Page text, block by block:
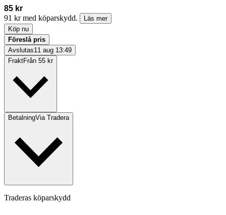
85 kr
91 kr med köparskydd.
Läs mer
Köp nu
Föreslå pris
Avslutas11 aug 13:49
FraktFrån 55 kr
BetalningVia Tradera
Traderas köparskydd